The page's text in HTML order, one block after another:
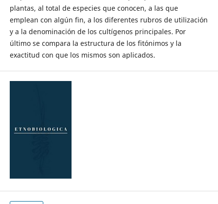
plantas, al total de especies que conocen, a las que
emplean con algún fin, a los diferentes rubros de utilización
y a la denominación de los cultígenos principales. Por
último se compara la estructura de los fitónimos y la
exactitud con que los mismos son aplicados.